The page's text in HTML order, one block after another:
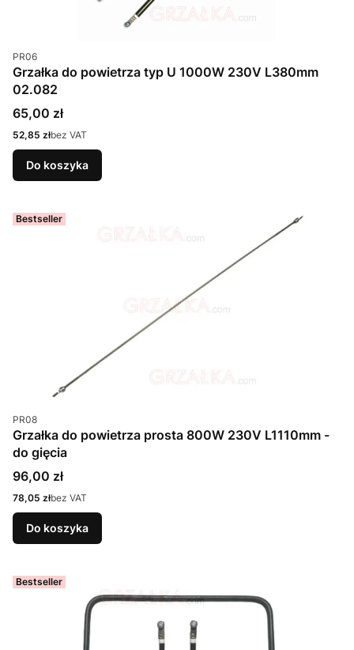
Kod produktu
PR06
Grzałka do powietrza typ U 1000W 230V L380mm
02.082
Cena
65,00 zł
Cena
52,85 złbez VAT
Do koszyka
Bestseller
Kod produktu
PR08
Grzałka do powietrza prosta 800W 230V L1110mm -
do gięcia
Cena
96,00 zł
Cena
78,05 złbez VAT
Do koszyka
Bestseller